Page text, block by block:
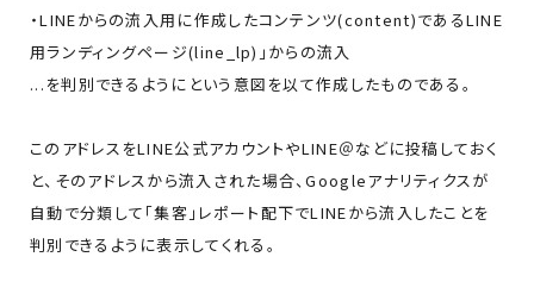
・LINEからの流入用に作成したコンテンツ(content)であるLINE
用ランディングページ(line_lp)」からの流入
...を判別できるようにという意図を以て作成したものである。
このアドレスをLINE公式アカウントやLINE＠などに投稿しておく
と、そのアドレスから流入された場合、Googleアナリティクスが
自動で分類して「集客」レポート配下でLINEから流入したことを
判別できるように表示してくれる。